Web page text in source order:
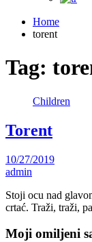
Home
torent
Tag:
Children
Torent
10/27/2019
admin
Stoji ocu nad
crtać. Traži, traži,
Moji omiljeni